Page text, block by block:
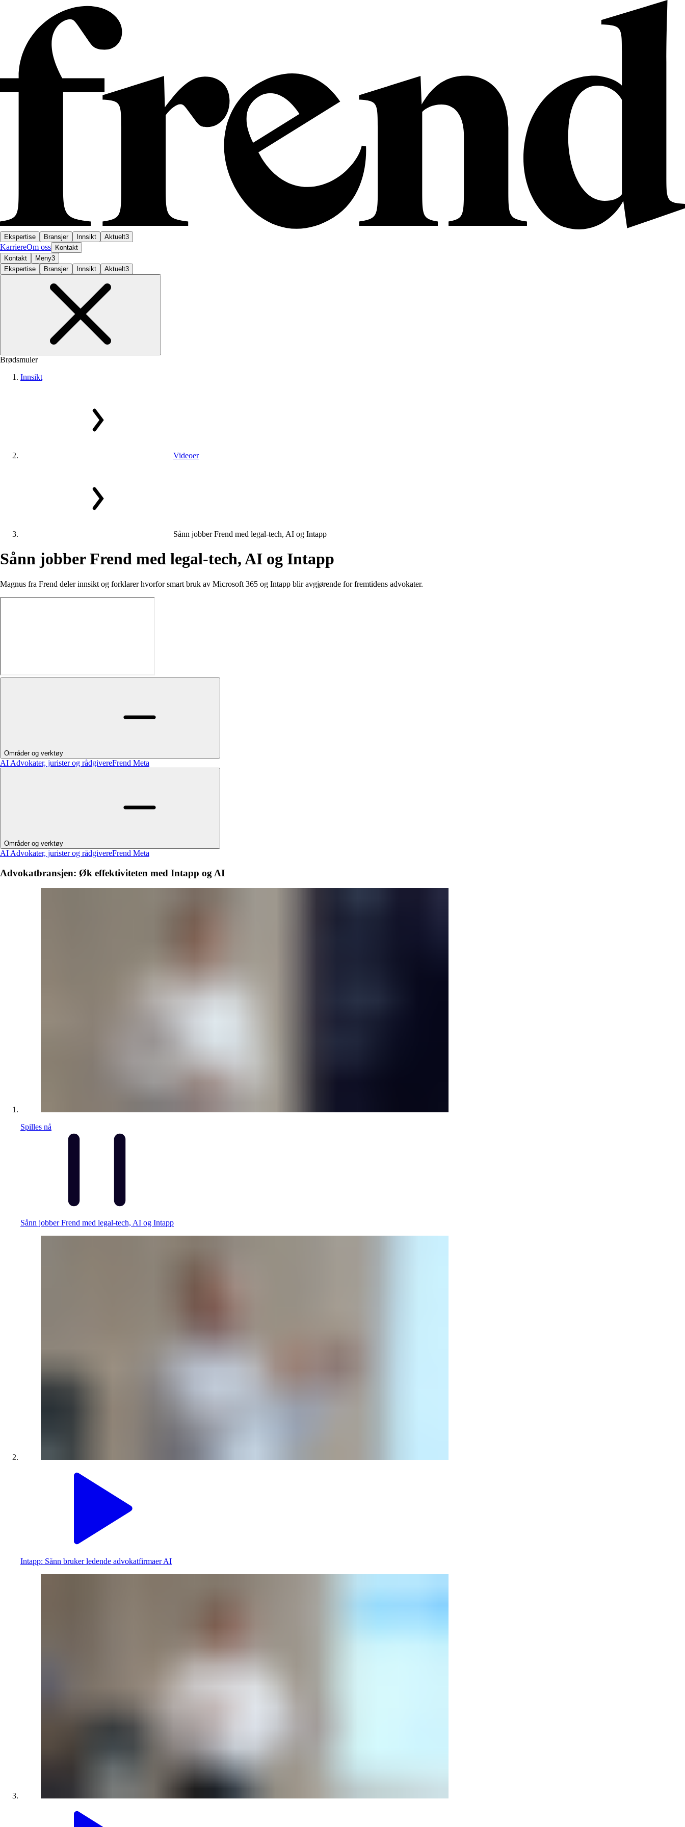
Ekspertise Bransjer Innsikt Aktuelt3
KarriereOm oss
Kontakt
Kontakt
Meny3
Ekspertise
Bransjer Innsikt Aktuelt3
Brødsmuler
Innsikt
Videoer
Sånn jobber Frend med legal-tech, AI og Intapp
Sånn jobberFrend med legal-tech,AI og Intapp
Magnus fra Frend deler innsikt og forklarer hvorfor smart bruk av Microsoft 365 og Intapp blir avgjørende for fremtidens advokater.
Områder og verktøy
AI Advokater, jurister og rådgivereFrend Meta
Områder og verktøy
AI Advokater, jurister og rådgivereFrend Meta
Advokatbransjen: Øk effektiviteten med Intapp og AI
Spilles nå
Sånn jobber Frend med legal-tech, AI og Intapp
Intapp: Sånn bruker ledende advokatfirmaer AI